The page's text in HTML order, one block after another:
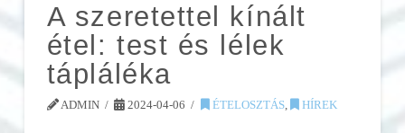
A szeretettel kínált
étel: test és lélek
tápláléka
ADMIN 2024-04-06 ÉTELOSZTÁS, HÍREK